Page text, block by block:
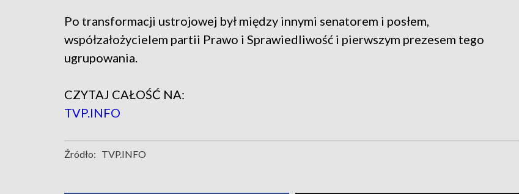
Po transformacji ustrojowej był między innymi senatorem i posłem,
współzałożycielem partii Prawo i Sprawiedliwość i pierwszym prezesem tego
ugrupowania.
CZYTAJ CAŁOŚĆ NA:
TVP.INFO
Źródło: TVP.INFO